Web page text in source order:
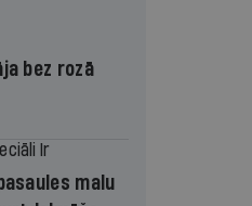
bez rozā
Ir
malu